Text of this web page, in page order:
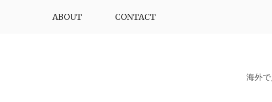
ABOUT CONTACT
海外